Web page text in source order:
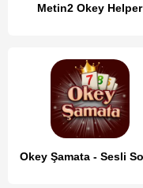
Metin2 Okey Helper